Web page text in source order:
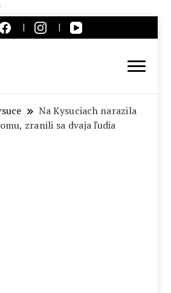
Na Kysuciach narazila
zranili sa dvaja ľudia